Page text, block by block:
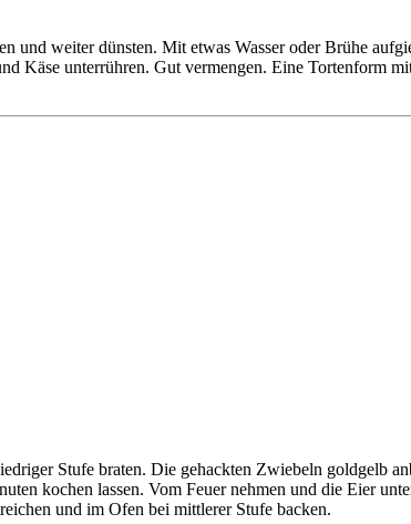
und weiter dünsten. Mit etwas Wasser oder Brühe
Käse unterrühren. Gut vermengen. Eine Tortenform
Stufe braten. Die gehackten Zwiebeln goldgelb
kochen lassen. Vom Feuer nehmen und die Eier
und im Ofen bei mittlerer Stufe backen.